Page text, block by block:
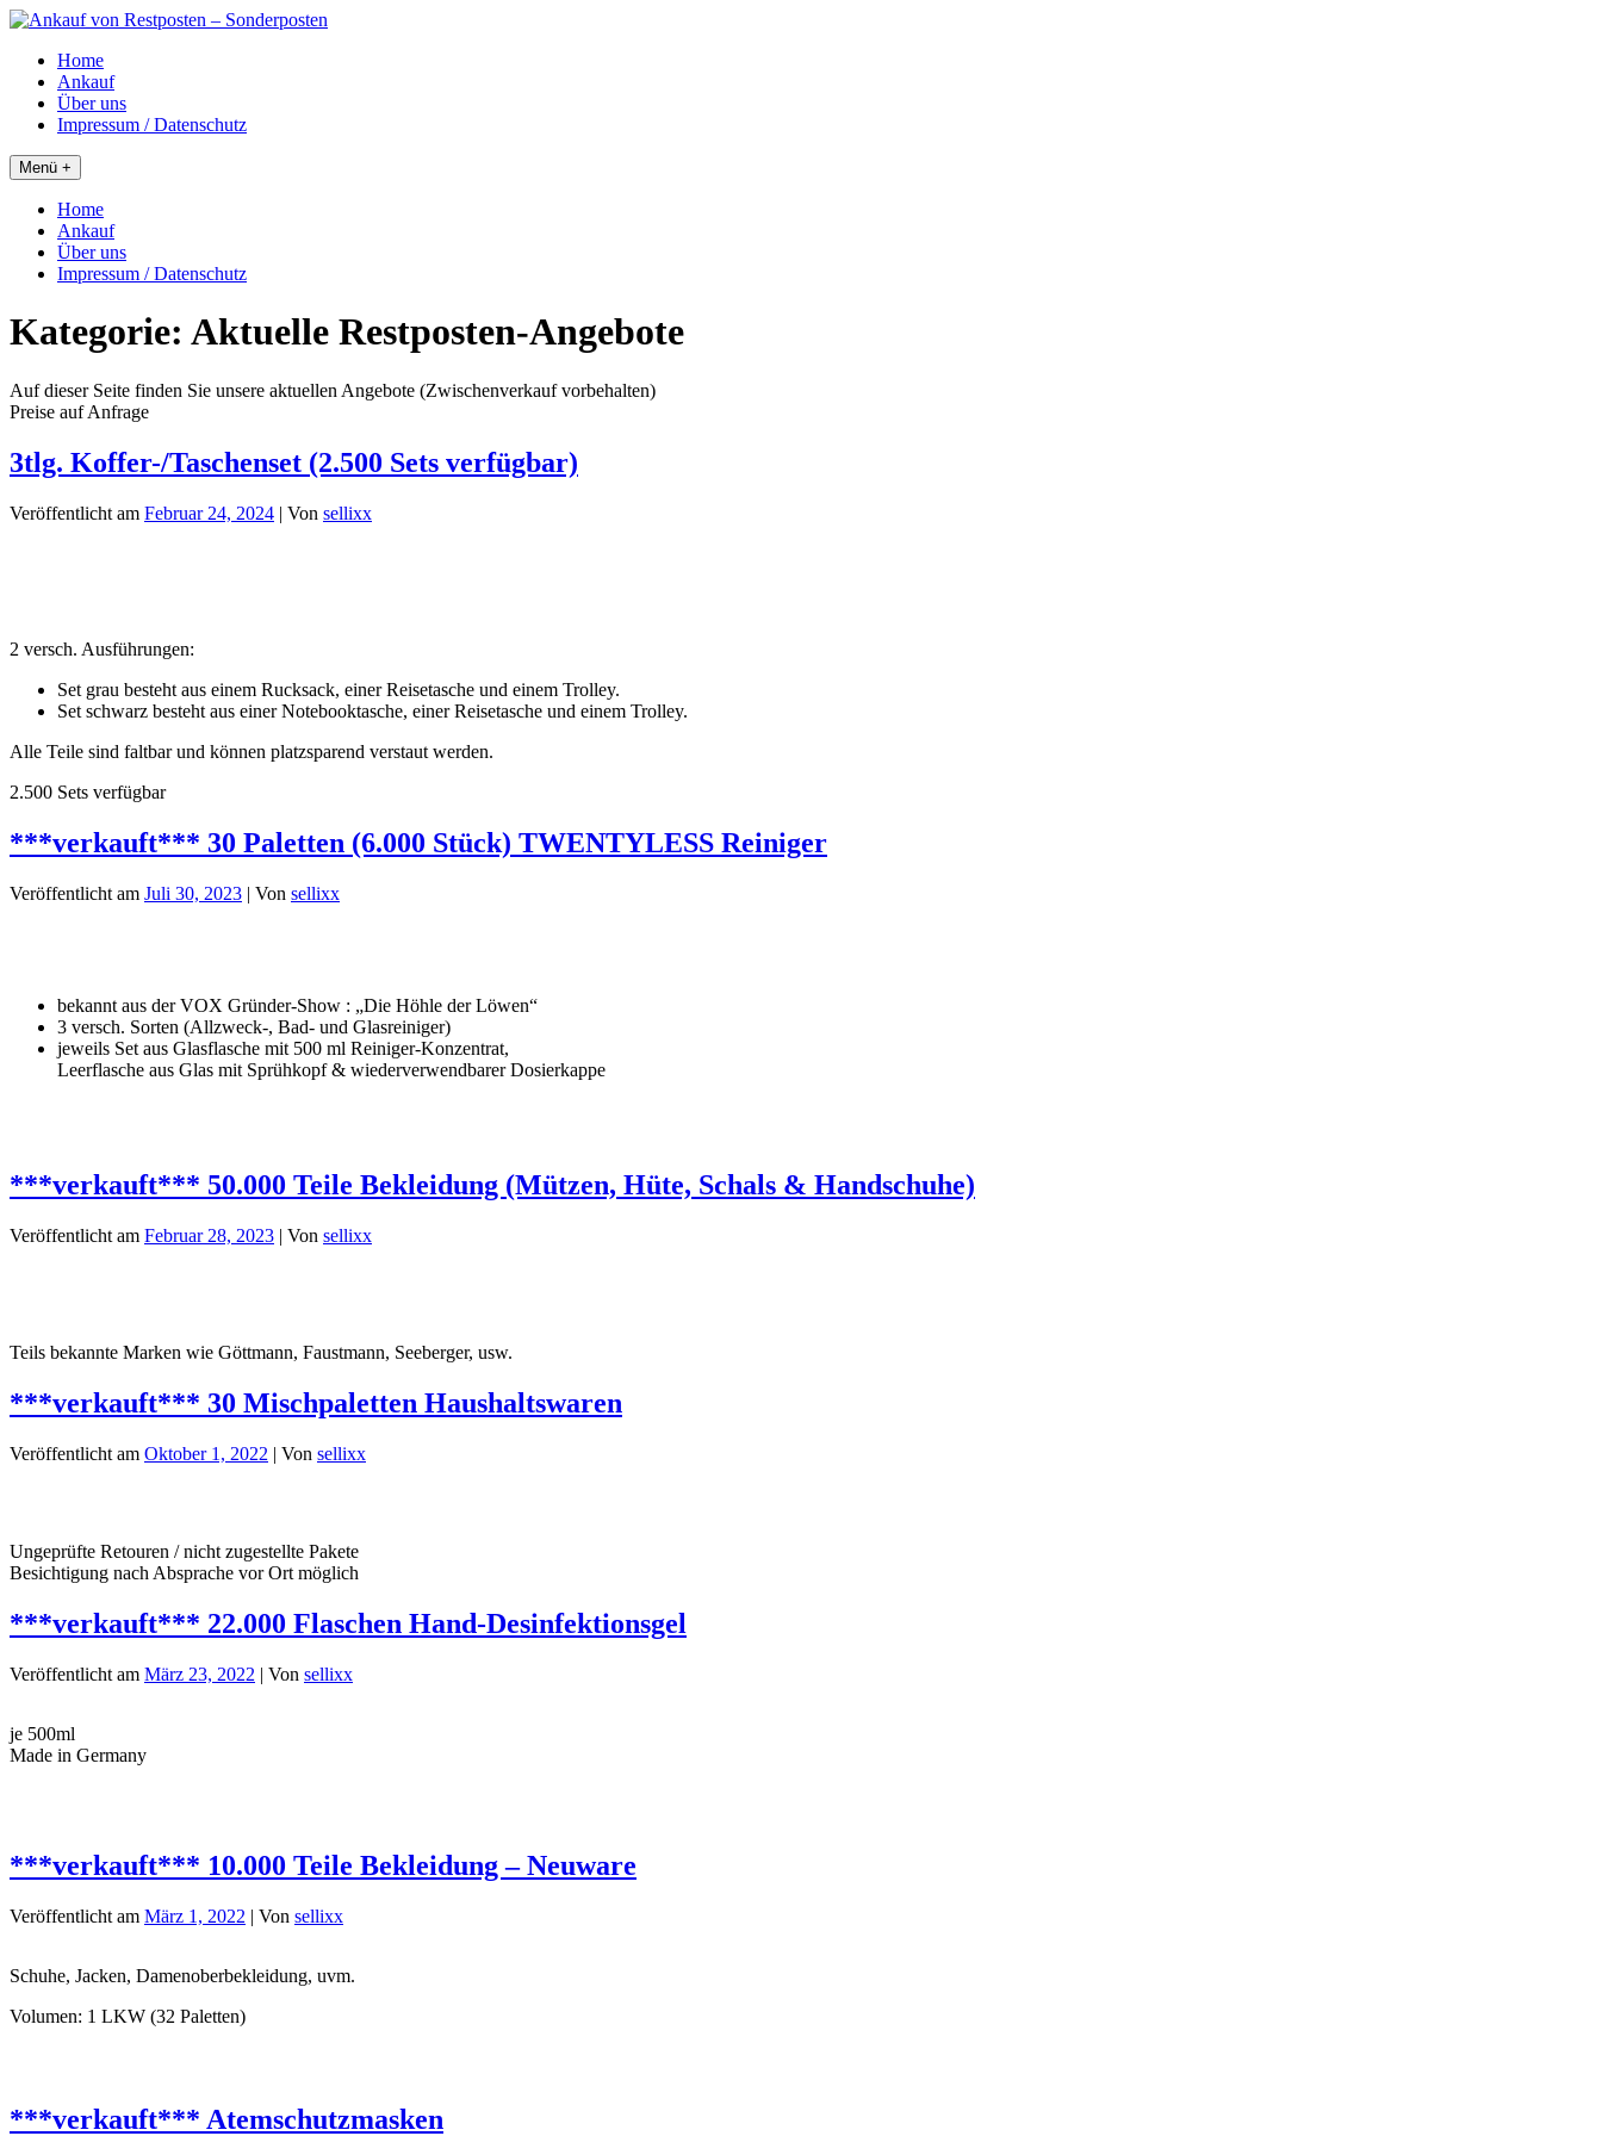
Skip
contentHome
Ankauf
Über uns
Impressum / Datenschutz
Menü +
Home
Ankauf
Über uns
Impressum / Datenschutz
Kategorie: Aktuelle Restposten-Angebote
Auf dieser Seite finden Sie unsere aktuellen Angebote (Zwischenverkauf vorbehalten)
Preise auf Anfrage
3tlg. Koffer-/Taschenset (2.500 Sets verfügbar)
Veröffentlicht am Februar 24, 2024 | Von sellixx
2 versch. Ausführungen:
Set grau besteht aus einem Rucksack, einer Reisetasche und einem Trolley.
Set schwarz besteht aus einer Notebooktasche, einer Reisetasche und einem Trolley.
Alle Teile sind faltbar und können platzsparend verstaut werden.
2.500 Sets verfügbar
***verkauft*** 30 Paletten (6.000 Stück) TWENTYLESS Reiniger
Veröffentlicht am Juli 30, 2023 | Von sellixx
bekannt aus der VOX Gründer-Show : „Die Höhle der Löwen“
3 versch. Sorten (Allzweck-, Bad- und Glasreiniger)
jeweils Set aus Glasflasche mit 500 ml Reiniger-Konzentrat,
Leerflasche aus Glas mit Sprühkopf & wiederverwendbarer Dosierkappe
***verkauft*** 50.000 Teile Bekleidung (Mützen, Hüte, Schals & Handschuhe)
Veröffentlicht am Februar 28, 2023 | Von sellixx
Teils bekannte Marken wie Göttmann, Faustmann, Seeberger, usw.
***verkauft*** 30 Mischpaletten Haushaltswaren
Veröffentlicht am Oktober 1, 2022 | Von sellixx
Ungeprüfte Retouren / nicht zugestellte Pakete
Besichtigung nach Absprache vor Ort möglich
***verkauft*** 22.000 Flaschen Hand-Desinfektionsgel
Veröffentlicht am März 23, 2022 | Von sellixx
je 500ml
Made in Germany
***verkauft*** 10.000 Teile Bekleidung – Neuware
Veröffentlicht am März 1, 2022 | Von sellixx
Schuhe, Jacken, Damenoberbekleidung, uvm.
Volumen: 1 LKW (32 Paletten)
***verkauft*** Atemschutzmasken